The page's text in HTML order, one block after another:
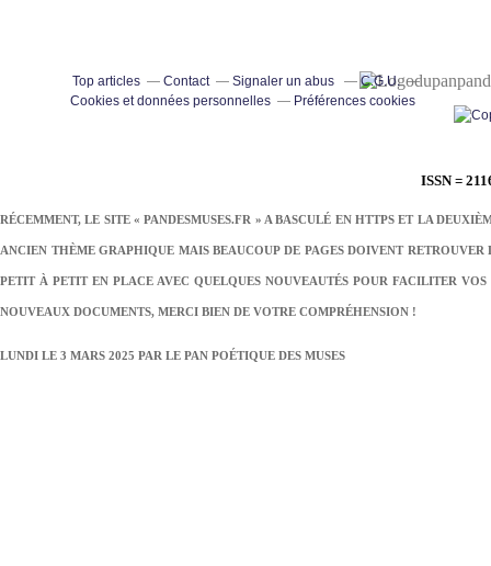
ISSN =
RÉCEMMENT, LE SITE « PANDESMUSES.FR » A BASCULÉ EN HTTPS ET LA
ANCIEN THÈME GRAPHIQUE MAIS BEAUCOUP DE PAGES DOIVENT
PETIT À PETIT EN PLACE AVEC QUELQUES NOUVEAUTÉS POUR FACILITER
NOUVEAUX DOCUMENTS, MERCI BIEN DE VOTRE COMPRÉHENSION !
LUNDI LE 3 MARS 2025 PAR LE PAN POÉTIQUE DES MUSES
Top articles Contact Signaler un abus
C.G.U.
Cookies et données personnelles
Préférences cookies